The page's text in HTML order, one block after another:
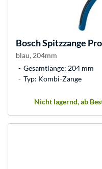
BoschSpitzzange
blau, 204mm
Gesamtlänge: 204 mm
Typ: Kombi-Zange
Nicht lagernd, ab